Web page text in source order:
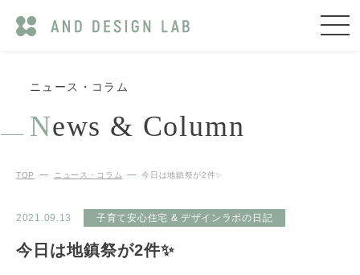
ニュース・コラム
News & Column
TOP ニュース・コラム 今日は地鎮祭が2件✨
2021.09.13 子育て安心住宅 & デザインラボの日記
今日は地鎮祭が2件✨